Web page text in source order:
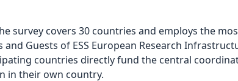
survey covers 30 countries and employs the
Guests of ESS European Research
countries directly fund the central
in their own country.